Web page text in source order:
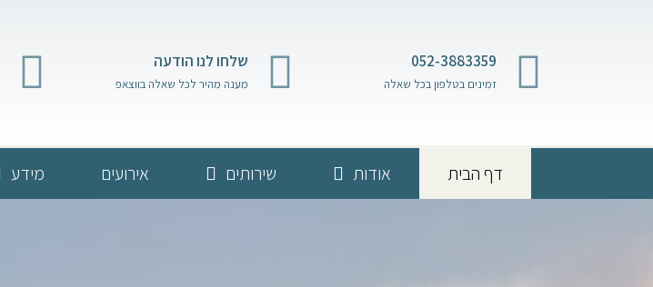
052-3883359
זמינים בטלפון בכל שאלה
שלחו לנו הודעה
מענה מהיר לכל שאלה בווצאפ
דף הבית אודות שירותים אירועים מידע